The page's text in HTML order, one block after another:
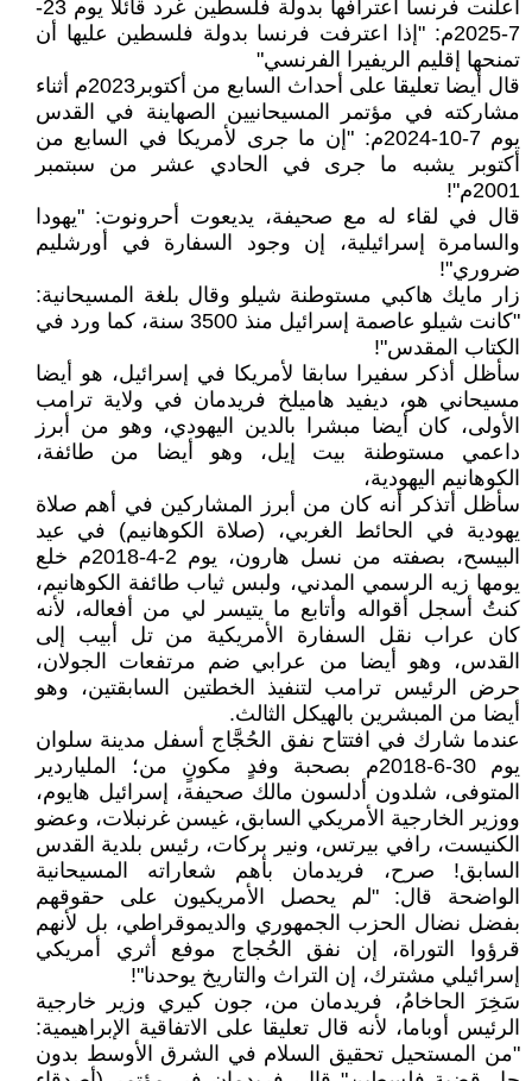
أعلنت فرنسا اعترافها بدولة فلسطين غرد قائلا يوم 23-
7-2025م: "إذا اعترفت فرنسا بدولة فلسطين عليها أن
تمنحها إقليم الريفيرا الفرنسي"
قال أيضا تعليقا على أحداث السابع من أكتوبر2023م أثناء
مشاركته في مؤتمر المسيحانيين الصهاينة في القدس
يوم 7-10-2024م: "إن ما جرى لأمريكا في السابع من
أكتوبر يشبه ما جرى في الحادي عشر من سبتمبر
2001م"!
قال في لقاء له مع صحيفة، يديعوت أحرونوت: "يهودا
والسامرة إسرائيلية، إن وجود السفارة في أورشليم
ضروري"!
زار مايك هاكبي مستوطنة شيلو وقال بلغة المسيحانية:
"كانت شيلو عاصمة إسرائيل منذ 3500 سنة، كما ورد في
الكتاب المقدس"!
سأظل أذكر سفيرا سابقا لأمريكا في إسرائيل، هو أيضا
مسيحاني هو، ديفيد هاميلخ فريدمان في ولاية ترامب
الأولى، كان أيضا مبشرا بالدين اليهودي، وهو من أبرز
داعمي مستوطنة بيت إيل، وهو أيضا من طائفة،
الكوهانيم اليهودية،
سأظل أتذكر أنه كان من أبرز المشاركين في أهم صلاة
يهودية في الحائط الغربي، (صلاة الكوهانيم) في عيد
البيسح، بصفته من نسل هارون، يوم 2-4-2018م خلع
يومها زيه الرسمي المدني، ولبس ثياب طائفة الكوهانيم،
كنتُ أسجل أقواله وأتابع ما يتيسر لي من أفعاله، لأنه
كان عراب نقل السفارة الأمريكية من تل أبيب إلى
القدس، وهو أيضا من عرابي ضم مرتفعات الجولان،
حرض الرئيس ترامب لتنفيذ الخطتين السابقتين، وهو
أيضا من المبشرين بالهيكل الثالث.
عندما شارك في افتتاح نفق الحُجَّاج أسفل مدينة سلوان
يوم 30-6-2018م بصحبة وفدٍ مكونٍ من؛ الملياردير
المتوفى، شلدون أدلسون مالك صحيفة، إسرائيل هايوم،
ووزير الخارجية الأمريكي السابق، غيسن غرنبلات، وعضو
الكنيست، رافي بيرتس، ونير بركات، رئيس بلدية القدس
السابق! صرح، فريدمان بأهم شعاراته المسيحانية
الواضحة قال: "لم يحصل الأمريكيون على حقوقهم
بفضل نضال الحزب الجمهوري والديموقراطي، بل لأنهم
قرؤوا التوراة، إن نفق الحُجاج موفع أثري أمريكي
إسرائيلي مشترك، إن التراث والتاريخ يوحدنا"!
سَخِرَ الحاخامُ، فريدمان من، جون كيري وزير خارجية
الرئيس أوباما، لأنه قال تعليقا على الاتفاقية الإبراهيمية:
"من المستحيل تحقيق السلام في الشرق الأوسط بدون